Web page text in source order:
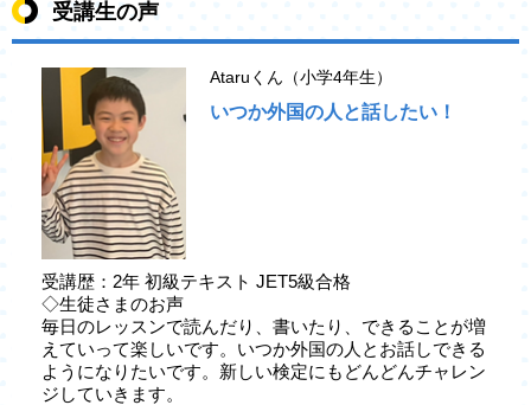
受講生の声
Ataruくん（小学4年生）
いつか外国の人と話したい！
受講歴：2年 初級テキスト JET5級合格
◇生徒さまのお声
毎日のレッスンで読んだり、書いたり、できることが増
えていって楽しいです。いつか外国の人とお話しできる
ようになりたいです。新しい検定にもどんどんチャレン
ジしていきます。